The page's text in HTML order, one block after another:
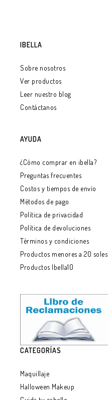
IBELLA
Sobre nosotros
Ver productos
Leer nuestro blog
Contáctanos
AYUDA
¿Cómo comprar en ibella?
Preguntas frecuentes
Costos y tiempos de envío
Métodos de pago
Política de privacidad
Política de devoluciones
Términos y condiciones
Productos menores a 20 soles
Productos Ibella10
CATEGORÍAS
Maquillaje
Halloween Makeup